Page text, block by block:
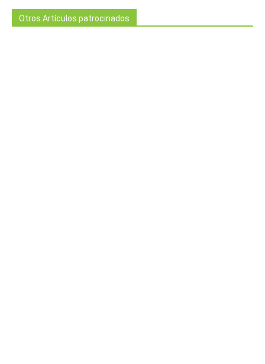
Otros Artículos patrocinados